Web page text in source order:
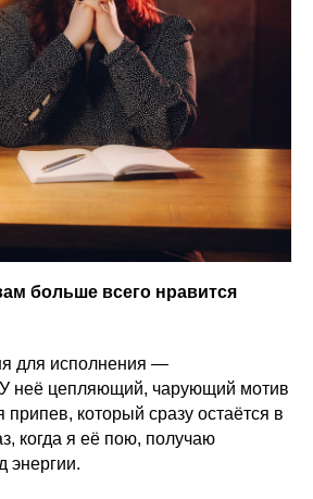
больше всего нравится
для исполнения —
неё цепляющий, чарующий мотив
который сразу остаётся в
когда я её пою, получаю
энергии.